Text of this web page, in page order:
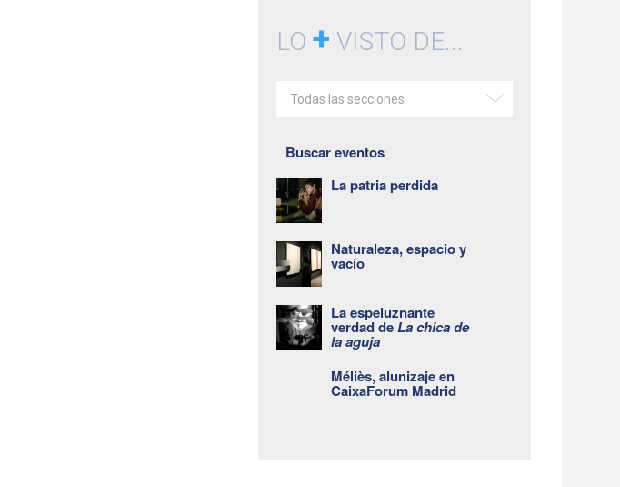
LO+ VISTO DE...
Todas las secciones
Buscar eventos
La patria perdida
Naturaleza, espacio y
vacío
La espeluznante
verdad deLa chica de
la aguja
Méliès, alunizaje en
CaixaForum Madrid